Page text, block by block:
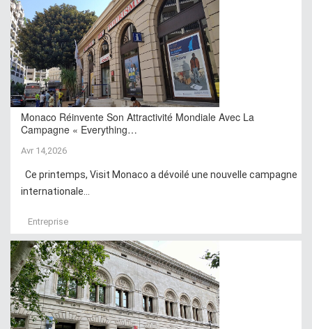
Monaco Réinvente Son Attractivité Mondiale Avec La
Campagne « Everything…
Avr 14,2026
Ce printemps, Visit Monaco a dévoilé une nouvelle campagne
internationale...
Entreprise